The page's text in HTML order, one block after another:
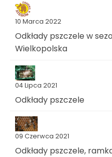
10 Marca 2022
Odkłady pszczele w
Wielkopolska
04 Lipca 2021
Odkłady pszczele
09 Czerwca 2021
Odkłady pszczele,